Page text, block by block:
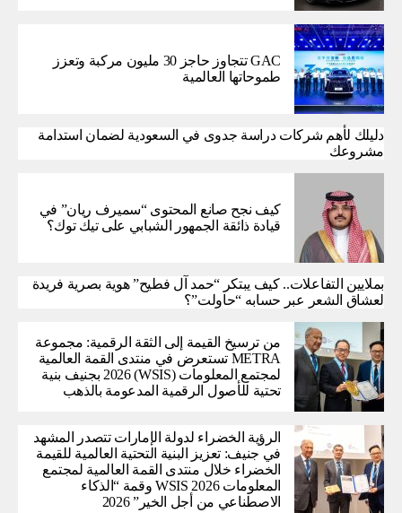
GAC تتجاوز حاجز 30 مليون مركبة وتعزز
طموحاتها العالمية
دليلك لأهم شركات دراسة جدوى في السعودية لضمان استدامة
مشروعك
كيف نجح صانع المحتوى “سميرف ريان” في
قيادة ذائقة الجمهور الشبابي على تيك توك؟
بملايين التفاعلات.. كيف يبتكر “حمد آل فطيح” هوية بصرية فريدة
لعشاق الشعر عبر حسابه “حاولت”؟
من ترسيخ القيمة إلى الثقة الرقمية: مجموعة
METRA تستعرض في منتدى القمة العالمية
لمجتمع المعلومات (WSIS) 2026 بجنيف بنية
تحتية للأصول الرقمية المدعومة بالذهب
الرؤية الخضراء لدولة الإمارات تتصدر المشهد
في جنيف: تعزيز البنية التحتية العالمية للقيمة
الخضراء خلال منتدى القمة العالمية لمجتمع
المعلومات WSIS 2026 وقمة “الذكاء
الاصطناعي من أجل الخير” 2026